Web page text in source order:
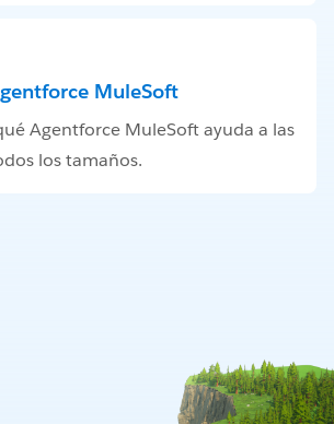
MuleSoft
Agentforce MuleSoft ayuda a las
los tamaños.